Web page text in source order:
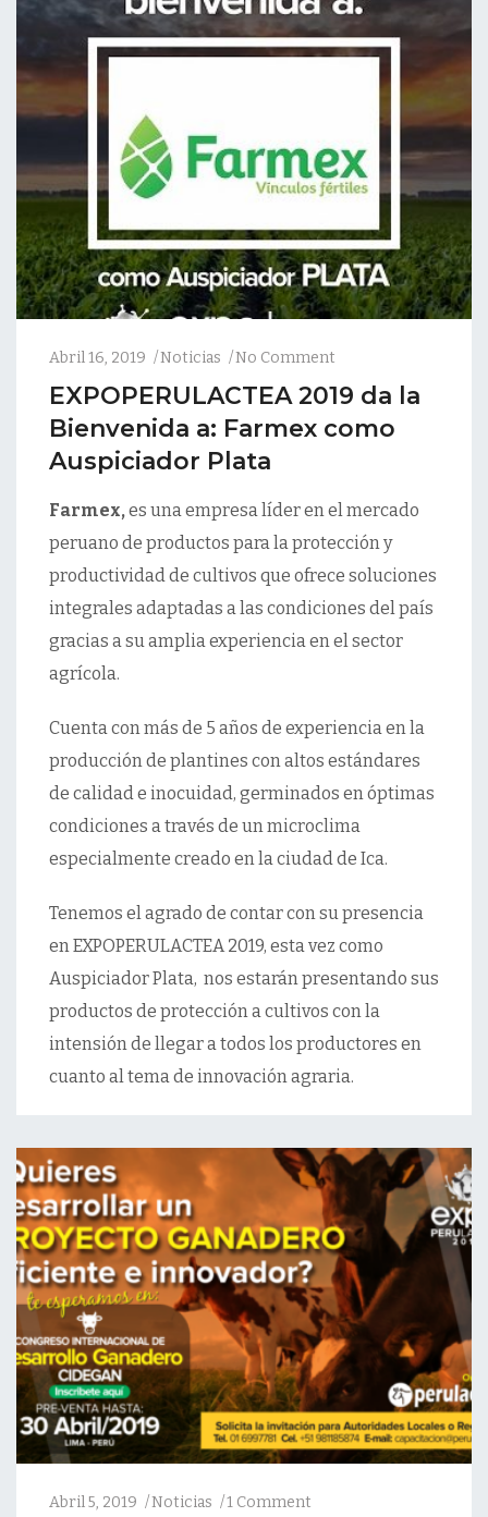
Abril 16, 2019 Noticias No Comment
EXPOPERULACTEA 2019 da la
Bienvenida a: Farmex como
Auspiciador Plata
Farmex,es una empresa líder en el mercado
peruano de productos para la protección y
productividad de cultivos que ofrece soluciones
integrales adaptadas a las condiciones del país
gracias a su amplia experiencia en el sector
agrícola.
Cuenta con más de 5 años de experiencia en la
producción de plantines con altos estándares
de calidad e inocuidad, germinados en óptimas
condiciones a través de un microclima
especialmente creado en la ciudad de Ica.
Tenemos el agrado de contar con su presencia
en EXPOPERULACTEA 2019, esta vez como
Auspiciador Plata, nos estarán presentando sus
productos de protección a cultivos con la
intensión de llegar a todos los productores en
cuanto al tema de innovación agraria.
Abril 5, 2019 Noticias 1 Comment